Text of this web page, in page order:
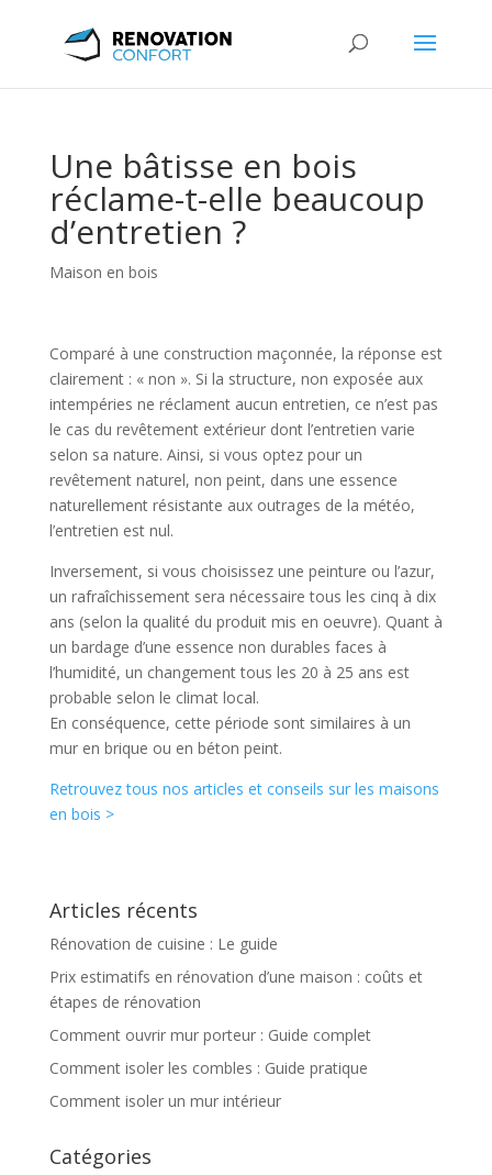
Une bâtisse en bois
réclame-t-elle beaucoup
d’entretien ?
Maison en bois
Comparé à une construction maçonnée, la réponse est
clairement : « non ». Si la structure, non exposée aux
intempéries ne réclament aucun entretien, ce n’est pas
le cas du revêtement extérieur dont l’entretien varie
selon sa nature. Ainsi, si vous optez pour un
revêtement naturel, non peint, dans une essence
naturellement résistante aux outrages de la météo,
l’entretien est nul.
Inversement, si vous choisissez une peinture ou l’azur,
un rafraîchissement sera nécessaire tous les cinq à dix
ans (selon la qualité du produit mis en oeuvre). Quant à
un bardage d’une essence non durables faces à
l’humidité, un changement tous les 20 à 25 ans est
probable selon le climat local.
En conséquence, cette période sont similaires à un
mur en brique ou en béton peint.
Retrouvez tous nos articles et conseils sur les maisons
en bois >
Articles récents
Rénovation de cuisine : Le guide
Prix estimatifs en rénovation d’une maison : coûts et
étapes de rénovation
Comment ouvrir mur porteur : Guide complet
Comment isoler les combles : Guide pratique
Comment isoler un mur intérieur
Catégories